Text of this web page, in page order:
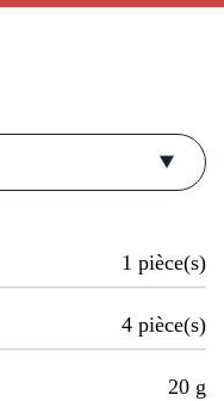
1 pièce(s)
4 pièce(s)
20 g